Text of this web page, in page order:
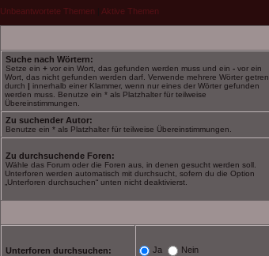
Unbeantwortete Themen Aktive Themen
Suche nach Wörtern:
Setze ein + vor ein Wort, das gefunden werden muss und ein - vor ein
Wort, das nicht gefunden werden darf. Verwende mehrere Wörter
durch | innerhalb einer Klammer, wenn nur eines der Wörter gefunden
werden muss. Benutze ein * als Platzhalter für teilweise
Übereinstimmungen.
Zu suchender Autor:
Benutze ein * als Platzhalter für teilweise Übereinstimmungen.
Zu durchsuchende Foren:
Wähle das Forum oder die Foren aus, in denen gesucht werden soll.
Unterforen werden automatisch mit durchsucht, sofern du die Option
„Unterforen durchsuchen“ unten nicht deaktivierst.
Unterforen durchsuchen: Ja Nein